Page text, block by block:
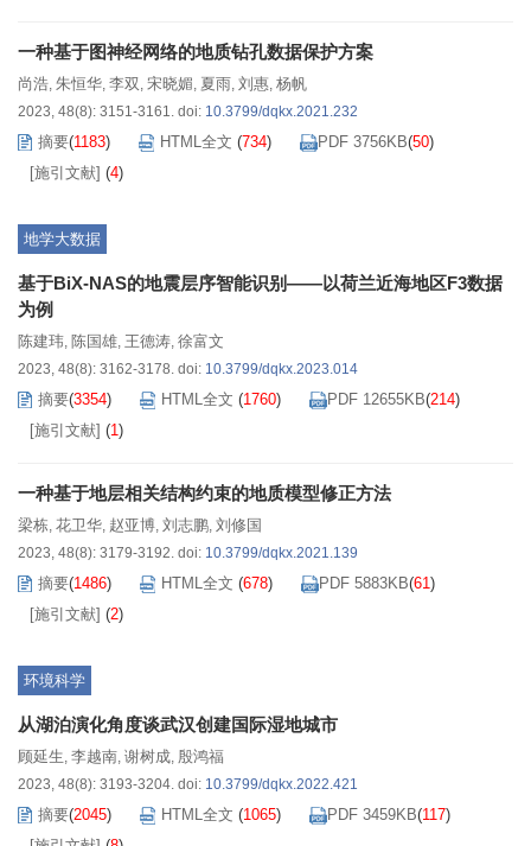
一种基于图神经网络的地质钻孔数据保护方案
尚浩, 朱恒华, 李双, 宋晓媚, 夏雨, 刘惠, 杨帆
2023, 48(8): 3151-3161. doi: 10.3799/dqkx.2021.232
摘要(1183) HTML全文 (734) PDF 3756KB(50)
[施引文献] (4)
地学大数据
基于BiX-NAS的地震层序智能识别——以荷兰近海地区F3数据
为例
陈建玮, 陈国雄, 王德涛, 徐富文
2023, 48(8): 3162-3178. doi: 10.3799/dqkx.2023.014
摘要(3354) HTML全文 (1760) PDF 12655KB(214)
[施引文献] (1)
一种基于地层相关结构约束的地质模型修正方法
梁栋, 花卫华, 赵亚博, 刘志鹏, 刘修国
2023, 48(8): 3179-3192. doi: 10.3799/dqkx.2021.139
摘要(1486) HTML全文 (678) PDF 5883KB(61)
[施引文献] (2)
环境科学
从湖泊演化角度谈武汉创建国际湿地城市
顾延生, 李越南, 谢树成, 殷鸿福
2023, 48(8): 3193-3204. doi: 10.3799/dqkx.2022.421
摘要(2045) HTML全文 (1065) PDF 3459KB(117)